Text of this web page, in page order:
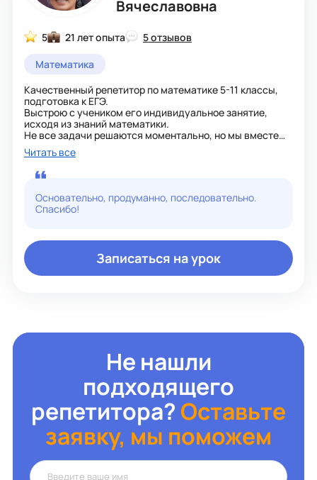
Вячеславовна
5 21 лет опыта
5 отзывов
Математика
Качественный репетитор по математике 5-11 классы,
подготовка к ЕГЭ.
Выстрою с учеником его индивидуальное занятие,
исходя из знаний математики.
Не все задачи решаются моментально, но мы вместе
будем искать самые быстрые и понятные пути решения.
Подробные объяснения и тщательное разбор задач шаг
за шагом, чтобы вы полностью освоили каждую тему.
Терпимость и позитивный подход, который делает
обучение приятным и мотивирующим.
Читать все
Основательно, продуманно, последовательно.
Спасибо!
Записаться на урок
Не нашли
подходящего
репетитора? Оставьте
заявку, мы поможем